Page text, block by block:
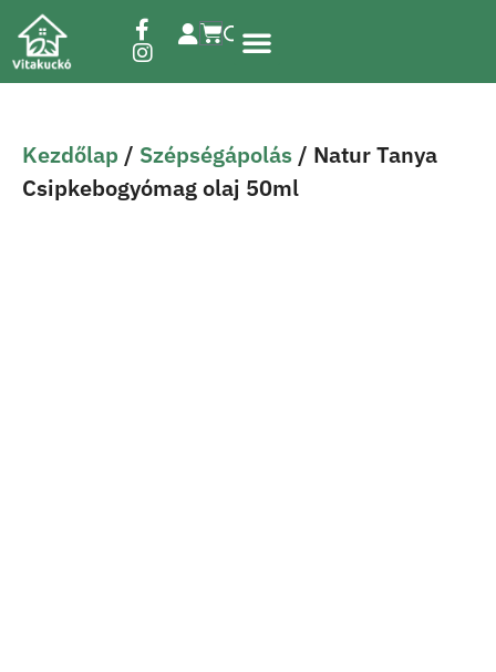
Kezdőlap / Szépségápolás / Natur Tanya
Csipkebogyómag olaj 50ml